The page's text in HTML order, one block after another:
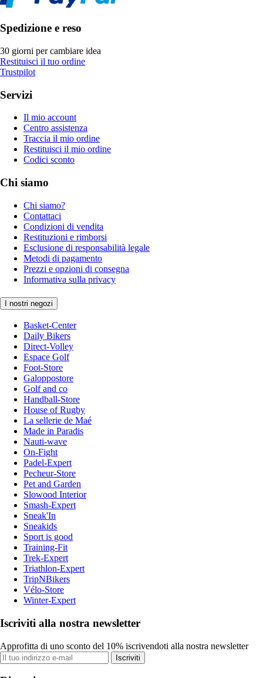
Spedizione e reso
30 giorni per cambiare idea
Restituisci il tuo ordine
Trustpilot
Servizi
Il mio account
Centro assistenza
Traccia il mio ordine
Restituisci il mio ordine
Codici sconto
Chi siamo
Chi siamo?
Contattaci
Condizioni di vendita
Restituzioni e rimborsi
Esclusione di responsabilità legale
Metodi di pagamento
Prezzi e opzioni di consegna
Informativa sulla privacy
I nostri negozi
Basket-Center
Daily Bikers
Direct-Volley
Espace Golf
Foot-Store
Galoppostore
Golf and co
Handball-Store
House of Rugby
La sellerie de Maé
Made in Paradis
Nauti-wave
On-Fight
Padel-Expert
Pecheur-Store
Pet and Garden
Slowood Interior
Smash-Expert
Sneak'In
Sneakids
Sport is good
Training-Fit
Trek-Expert
Triathlon-Expert
TripNBikers
Vélo-Store
Winter-Expert
Iscriviti alla nostra newsletter
Approfitta di uno sconto del 10% iscrivendoti alla nostra newsletter
Iscriviti